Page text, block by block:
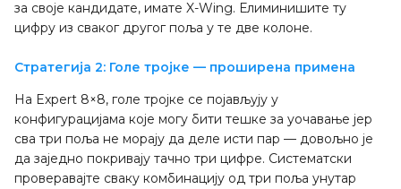
за своје кандидате, имате X-Wing. Елиминишите ту
цифру из сваког другог поља у те две колоне.
Стратегија 2: Голе тројке — проширена примена
На Expert 8×8, голе тројке се појављују у
конфигурацијама које могу бити тешке за уочавање јер
сва три поља не морају да деле исти пар — довољно је
да заједно покривају тачно три цифре. Систематски
проверавајте сваку комбинацију од три поља унутар